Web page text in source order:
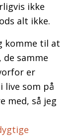
ikke
alt ikke.
komme til at
samme
er
live som på
med, så jeg